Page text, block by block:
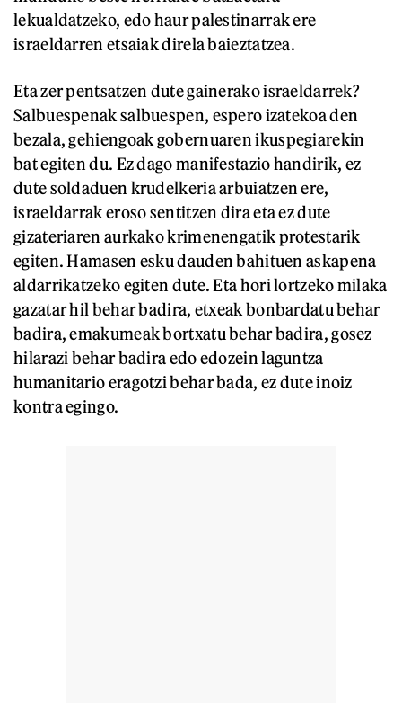
lekualdatzeko, edo haur palestinarrak ere
israeldarren etsaiak direla baieztatzea.
Eta zer pentsatzen dute gainerako israeldarrek?
Salbuespenak salbuespen, espero izatekoa den
bezala, gehiengoak gobernuaren ikuspegiarekin
bat egiten du. Ez dago manifestazio handirik, ez
dute soldaduen krudelkeria arbuiatzen ere,
israeldarrak eroso sentitzen dira eta ez dute
gizateriaren aurkako krimenengatik protestarik
egiten. Hamasen esku dauden bahituen askapena
aldarrikatzeko egiten dute. Eta hori lortzeko milaka
gazatar hil behar badira, etxeak bonbardatu behar
badira, emakumeak bortxatu behar badira, gosez
hilarazi behar badira edo edozein laguntza
humanitario eragotzi behar bada, ez dute inoiz
kontra egingo.